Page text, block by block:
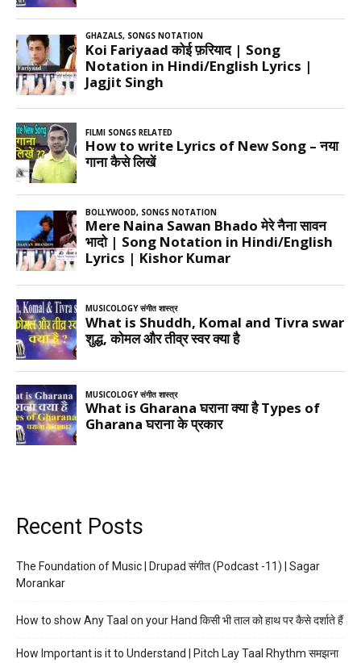
Recent Posts
The Foundation of Music | Drupad संगीत (Podcast -11) | Sagar
Morankar
How to show Any Taal on your Hand किसी भी ताल को हाथ पर कैसे दर्शाते हैं
How Important is it to Understand | Pitch Lay Taal Rhythm समझना